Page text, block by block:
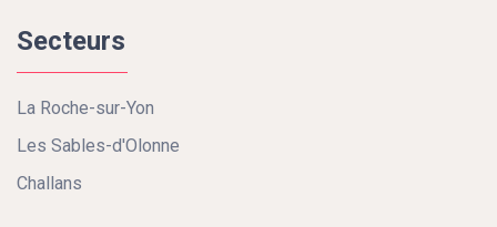
Secteurs
La Roche-sur-Yon
Les Sables-d'Olonne
Challans